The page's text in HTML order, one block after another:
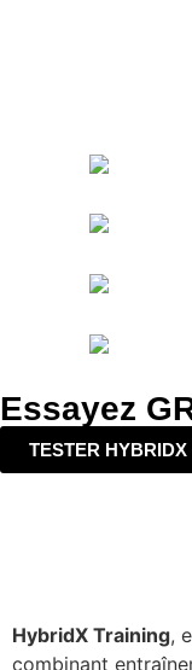
Essayez
TESTER HYBRIDX
HybridX Training,
combinant